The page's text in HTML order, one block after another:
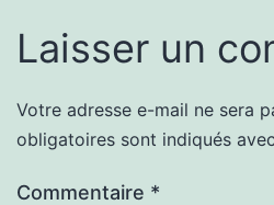
Laisser un
Votre adresse e-mail ne sera
obligatoires sont indiqués avec
Commentaire *